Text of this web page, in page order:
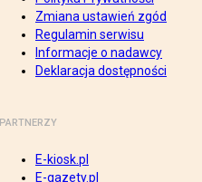
Zmiana ustawień zgód
Regulamin serwisu
Informacje o nadawcy
Deklaracja dostępności
PARTNERZY
E-kiosk.pl
E-gazety.pl